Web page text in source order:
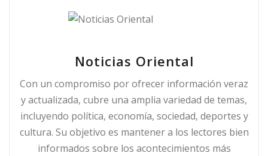
Noticias Oriental
Con un compromiso por ofrecer información veraz
y actualizada, cubre una amplia variedad de temas,
incluyendo política, economía, sociedad, deportes y
cultura. Su objetivo es mantener a los lectores bien
informados sobre los acontecimientos más